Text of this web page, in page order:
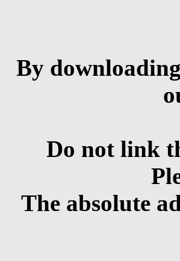
By
Do not link
The absolute